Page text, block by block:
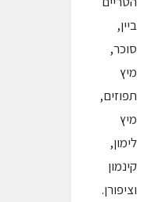
ביין,
סוכר,
מיץ
תפוזים,
מיץ
לימון,
קינמון
וציפורן.